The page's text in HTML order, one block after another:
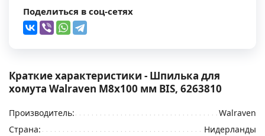
Поделиться в соц-сетях
Краткие характеристики - Шпилька для
хомута Walraven М8х100 мм BIS, 6263810
Производитель:
Walraven
Страна:
Нидерланды